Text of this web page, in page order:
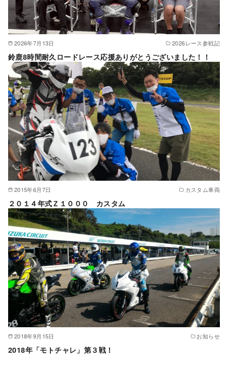
2026年7月13日 2026レース参戦記
鈴鹿8時間耐久ロードレース応援ありがとうございました！！
2015年6月7日 カスタム車両
２０１４年式Ｚ１０００ カスタム
2018年9月15日 お知らせ
2018年「モトチャレ」第３戦！